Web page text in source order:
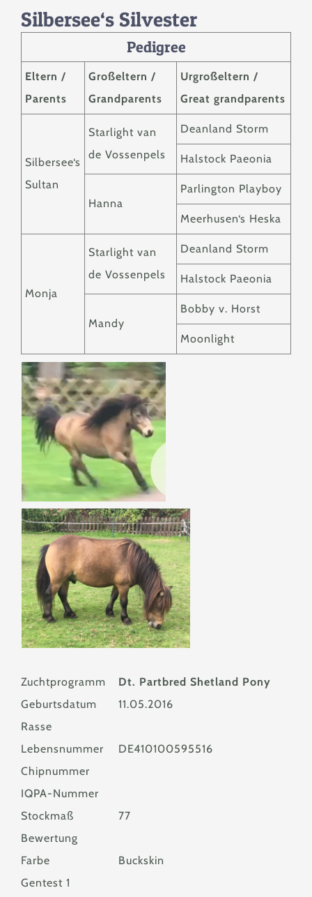
Service
Silbersee‘s Silvester
Pedigree
Eltern /
Parents
Großeltern /
Grandparents
Urgroßeltern /
Great grandparents
Silbersee‘s
Sultan
Starlight van
de Vossenpels
Deanland Storm
Halstock Paeonia
Hanna
Parlington Playboy
Meerhusen‘s Heska
Monja
Starlight van
de Vossenpels
Deanland Storm
Halstock Paeonia
Mandy
Bobby v. Horst
Moonlight
Zuchtprogramm
Dt. Partbred Shetland Pony
Geburtsdatum
11.05.2016
Rasse
Lebensnummer
DE410100595516
Chipnummer
IQPA-Nummer
Stockmaß
77
Bewertung
Farbe
Buckskin
Gentest 1